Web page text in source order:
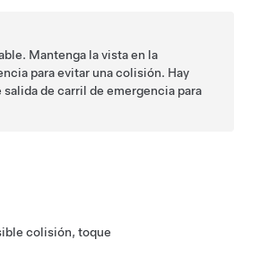
Mantenga la vista en la
para evitar una colisión. Hay
de carril de emergencia para
colisión, toque